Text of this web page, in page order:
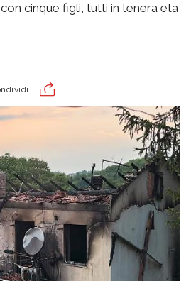
cinque figli, tutti in tenera età